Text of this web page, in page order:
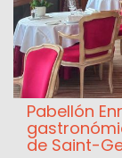
Pabellón
de Saint-